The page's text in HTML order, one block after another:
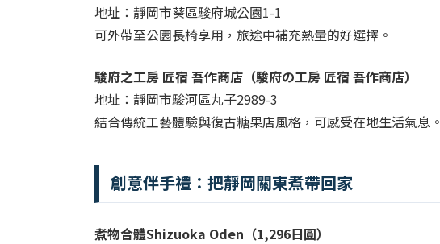
地址：靜岡市葵區駿府城公園1-1
可外帶至公園長椅享用，旅途中補充熱量的好選擇。
駿府之工房 匠宿 吾作商店（駿府の工房 匠宿 吾作商店）
地址：靜岡市駿河區丸子2989-3
結合傳統工藝體驗與復古糖果店風格，可感受在地生活氣息。
創意伴手禮：把靜岡關東煮帶回家
煮物合體Shizuoka Oden（1,296日圓）